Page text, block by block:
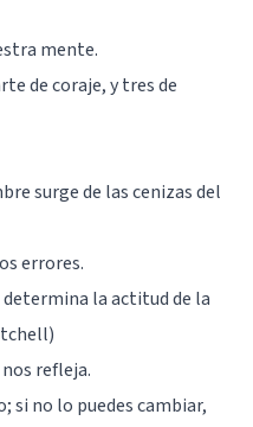
mente.
de coraje, y tres de
surge de las cenizas del
errores.
la actitud de la
refleja.
si no lo puedes cambiar,